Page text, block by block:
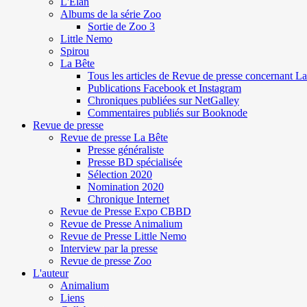
Albums de la série Zoo
Sortie de Zoo 3
Little Nemo
Spirou
La Bête
Tous les articles de Revue de presse concernant
Publications Facebook et Instagram
Chroniques publiées sur NetGalley
Commentaires publiés sur Booknode
Revue de presse
Revue de presse La Bête
Presse généraliste
Presse BD spécialisée
Sélection 2020
Nomination 2020
Chronique Internet
Revue de Presse Expo CBBD
Revue de Presse Animalium
Revue de Presse Little Nemo
Interview par la presse
Revue de presse Zoo
L'auteur
Animalium
Liens